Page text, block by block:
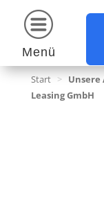
Menü
Start > Unsere
Leasing GmbH